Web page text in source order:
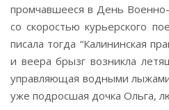
промчавшееся в День
со скоростью курьерского
писала тогда “Калининская
и веера брызг возникла
управляющая водными
уже подросшая дочка Ольга,